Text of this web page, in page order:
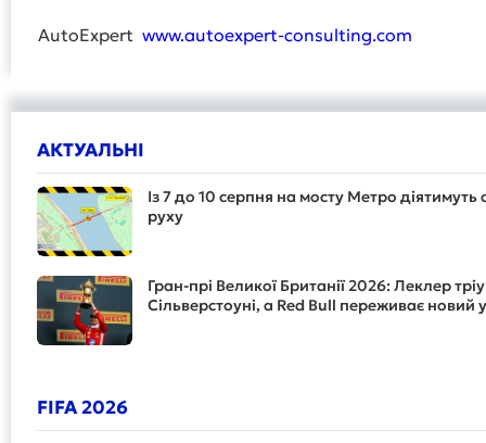
AutoExpert www.autoexpert-consulting.com
АКТУАЛЬНІ
Із 7 до 10 серпня на мосту Метро
руху
Гран-прі Великої Британії 2026: Леклер
Сільверстоуні, а Red Bull переживає новий
FIFA 2026